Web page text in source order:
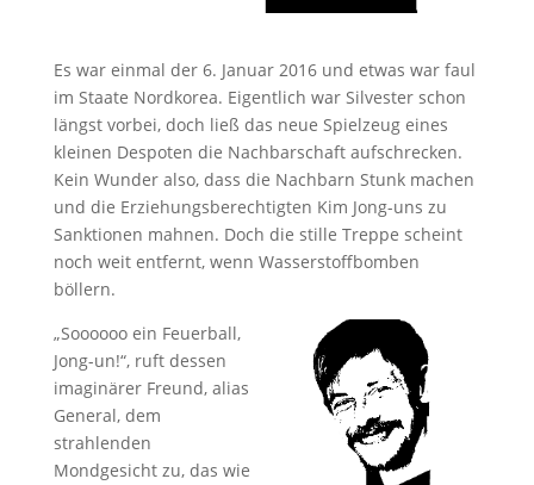
Es war einmal der 6. Januar 2016 und etwas war faul
im Staate Nordkorea. Eigentlich war Silvester schon
längst vorbei, doch ließ das neue Spielzeug eines
kleinen Despoten die Nachbarschaft aufschrecken.
Kein Wunder also, dass die Nachbarn Stunk machen
und die Erziehungsberechtigten Kim Jong-uns zu
Sanktionen mahnen. Doch die stille Treppe scheint
noch weit entfernt, wenn Wasserstoffbomben
böllern. ­
„Soooooo ein Feuerball,
Jong-un!“, ruft dessen
imaginärer Freund, alias
General, dem
strahlenden
Mondgesicht zu, das wie